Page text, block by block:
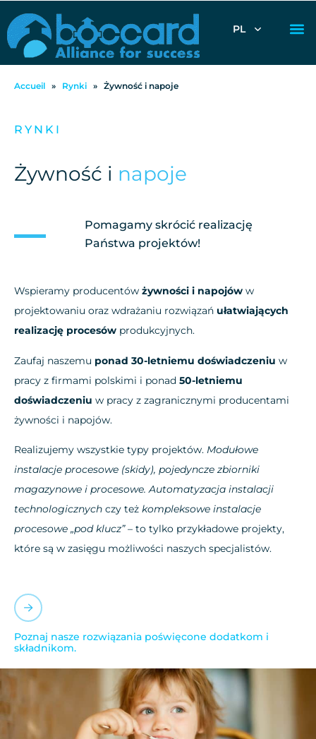
PL
Accueil » Rynki » Żywność i napoje
RYNKI
Żywność i napoje
Pomagamy skrócić realizację
Państwa projektów!
Wspieramy producentów żywności i napojów w
projektowaniu oraz wdrażaniu rozwiązań ułatwiających
realizację procesów produkcyjnych.
Zaufaj naszemu ponad 30-letniemu doświadczeniu w
pracy z firmami polskimi i ponad 50-letniemu
doświadczeniu w pracy z zagranicznymi producentami
żywności i napojów.
Realizujemy wszystkie typy projektów. Modułowe
instalacje procesowe (skidy), pojedyncze zbiorniki
magazynowe i procesowe. Automatyzacja instalacji
technologicznych czy też kompleksowe instalacje
procesowe „pod klucz”– to tylko przykładowe projekty,
które są w zasięgu możliwości naszych specjalistów.
Poznaj nasze rozwiązania poświęcone dodatkom i
składnikom.